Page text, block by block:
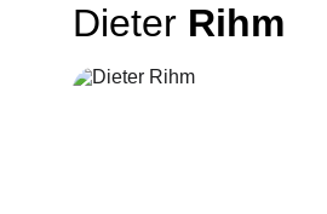
Dieter Rihm